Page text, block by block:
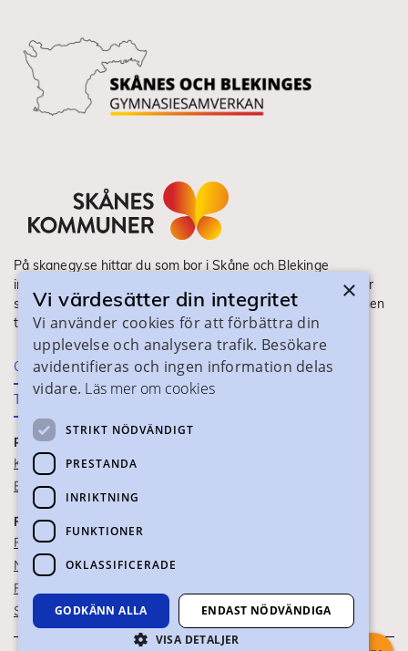
På skanegy.se hittar du som bor i Skåne och Blekinge
information om ditt gymnasieval. Här ser du vilka utbildningar
som finns och hur ansökan och antagning går till. Webbplatsen
tillhandahålls av Skånes Kommuner.
Om webbplatsen
Tillgänglighet
PRAKTISK INFORMATION
Kontaktuppgifter
Blanketter
FÖR SKOLPERSONAL
För SYV
Nationella studievägskoder
För gymnasieskolor
Skolportalen
×
Vi värdesätter din integritet
Vi använder cookies för att förbättra din
upplevelse och analysera trafik. Besökare
avidentifieras och ingen information delas
vidare. Läs mer om cookies
STRIKT NÖDVÄNDIGT
PRESTANDA
INRIKTNING
FUNKTIONER
OKLASSIFICERADE
GODKÄNN ALLA
ENDAST NÖDVÄNDIGA
VISA DETALJER